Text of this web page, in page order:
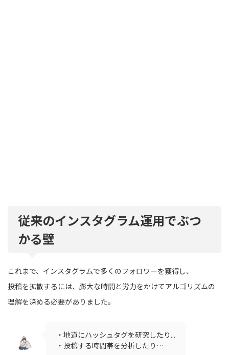
従来のインスタグラム運用でぶつ
かる壁
これまで、インスタグラムで多くのフォロワーを獲得し、
投稿を拡散するには、膨大な時間と労力をかけてアルゴリズムの
理解を深める必要がありました。
・地道にハッシュタグを研究したり...
・投稿する時間帯を分析したり…